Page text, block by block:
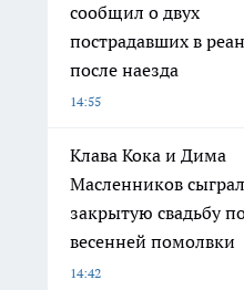
сообщил о двух
пострадавших в
после наезда
14:55
Клава Кока и Дима
Масленников
закрытую свадьбу
весенней помолвки
14:42